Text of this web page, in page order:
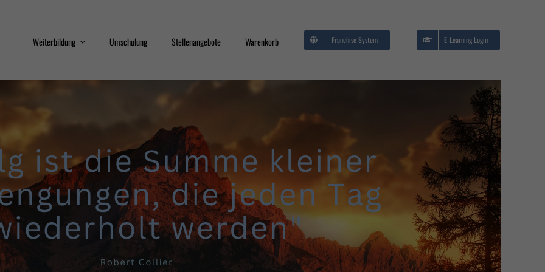
Weiterbildung
Sicherheit
Interkulturelle
Kompetenz
Brandschutz und
Evakuierung
Erste Hilfe Datenschutz
Umschulung Stellenangebote Warenkorb Franchise System E-Learning Login